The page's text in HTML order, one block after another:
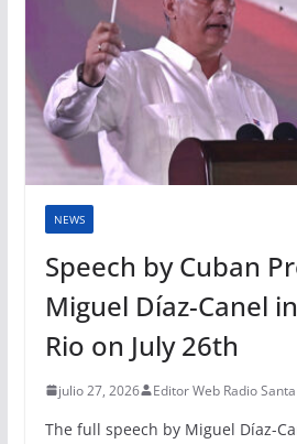
NEWS
Speech by Cuban
Miguel Díaz-Canel
Rio on July 26th
julio 27, 2026 Editor Web Radio
The full speech by Miguel Díaz-